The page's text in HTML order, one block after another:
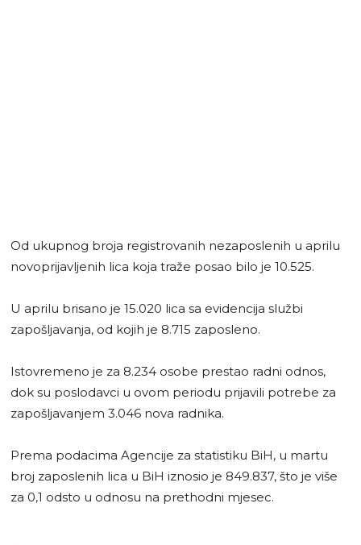
Od ukupnog broja registrovanih nezaposlenih u aprilu
novoprijavljenih lica koja traže posao bilo je 10.525.
U aprilu brisano je 15.020 lica sa evidencija službi
zapošljavanja, od kojih je 8.715 zaposleno.
Istovremeno je za 8.234 osobe prestao radni odnos,
dok su poslodavci u ovom periodu prijavili potrebe za
zapošljavanjem 3.046 nova radnika.
Prema podacima Agencije za statistiku BiH, u martu
broj zaposlenih lica u BiH iznosio je 849.837, što je više
za 0,1 odsto u odnosu na prethodni mjesec.